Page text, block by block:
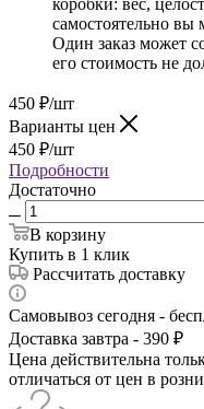
самостоятельно вы
Один заказ может
его стоимость не
450 ₽/шт
Варианты цен
450 ₽/шт
Подробности
Достаточно
В корзину
Купить в 1 клик
Рассчитать доставку
Самовывоз сегодня -
Доставка завтра - 390 ₽
Цена действительна
отличаться от цен в